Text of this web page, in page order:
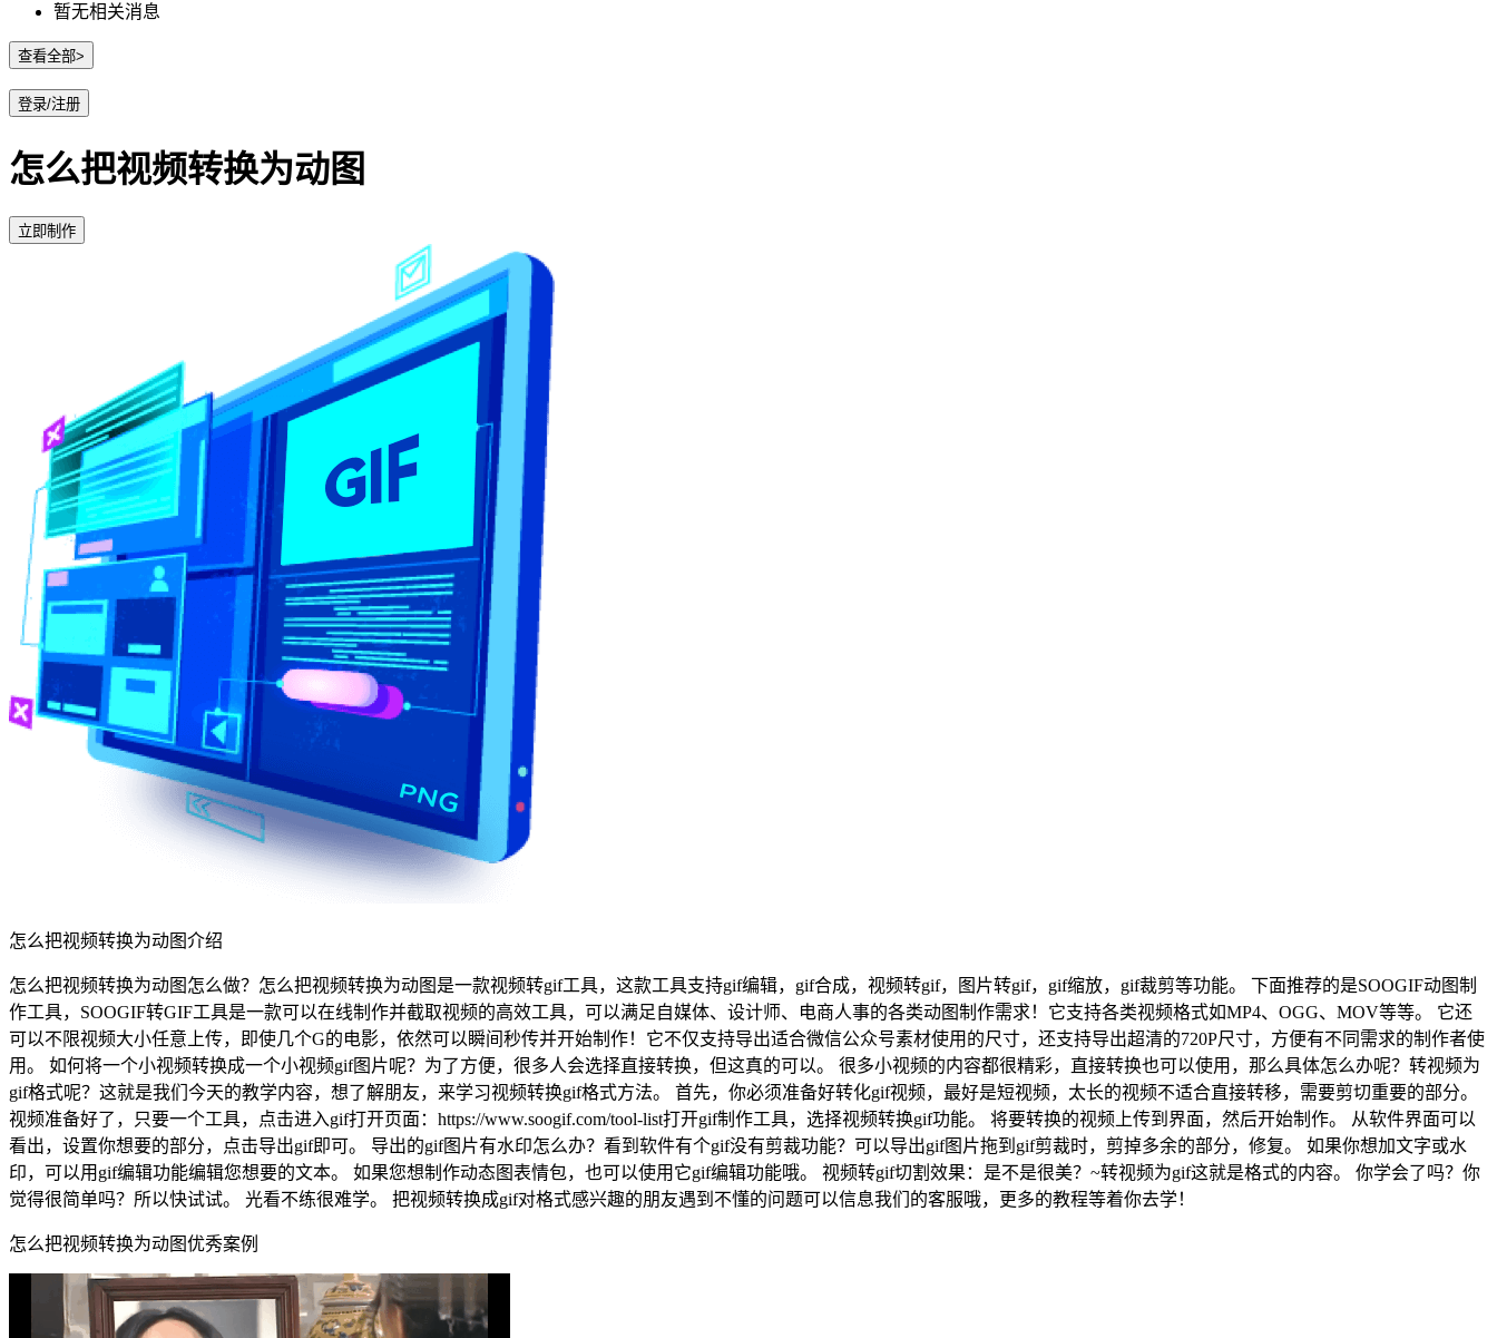
暂无相关消息
查看全部>
登录/注册
怎么把视频转换为动图
立即制作
怎么把视频转换为动图介绍
怎么把视频转换为动图怎么做？怎么把视频转换为动图是一款视频转gif工具，这款工具支持gif编辑，gif合成，视频转gif，图片转gif，gif缩放，gif裁剪等功能。 下面推荐的是SOOGIF动图制
作工具，SOOGIF转GIF工具是一款可以在线制作并截取视频的高效工具，可以满足自媒体、设计师、电商人事的各类动图制作需求！它支持各类视频格式如MP4、OGG、MOV等等。 它还
可以不限视频大小任意上传，即使几个G的电影，依然可以瞬间秒传并开始制作！它不仅支持导出适合微信公众号素材使用的尺寸，还支持导出超清的720P尺寸，方便有不同需求的制作者使
用。 如何将一个小视频转换成一个小视频gif图片呢？为了方便，很多人会选择直接转换，但这真的可以。 很多小视频的内容都很精彩，直接转换也可以使用，那么具体怎么办呢？转视频为
gif格式呢？这就是我们今天的教学内容，想了解朋友，来学习视频转换gif格式方法。 首先，你必须准备好转化gif视频，最好是短视频，太长的视频不适合直接转移，需要剪切重要的部分。
视频准备好了，只要一个工具，点击进入gif打开页面：https://www.soogif.com/tool-list打开gif制作工具，选择视频转换gif功能。 将要转换的视频上传到界面，然后开始制作。 从软件界面可以
看出，设置你想要的部分，点击导出gif即可。 导出的gif图片有水印怎么办？看到软件有个gif没有剪裁功能？可以导出gif图片拖到gif剪裁时，剪掉多余的部分，修复。 如果你想加文字或水
印，可以用gif编辑功能编辑您想要的文本。 如果您想制作动态图表情包，也可以使用它gif编辑功能哦。 视频转gif切割效果：是不是很美？~转视频为gif这就是格式的内容。 你学会了吗？你
觉得很简单吗？所以快试试。 光看不练很难学。 把视频转换成gif对格式感兴趣的朋友遇到不懂的问题可以信息我们的客服哦，更多的教程等着你去学！
怎么把视频转换为动图优秀案例